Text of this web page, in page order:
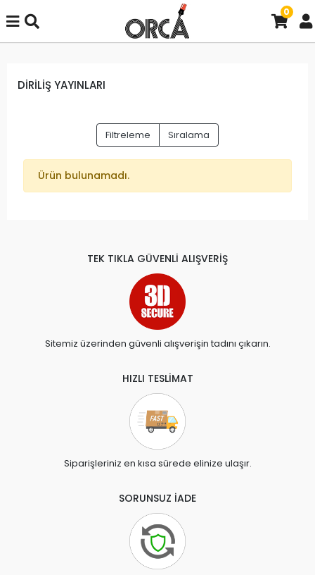
0
DİRİLİŞ YAYINLARI
Filtreleme Sıralama
Ürün bulunamadı.
TEK TIKLA GÜVENLİ ALIŞVERİŞ
Sitemiz üzerinden güvenli alışverişin tadını çıkarın.
HIZLI TESLİMAT
Siparişleriniz en kısa sürede elinize ulaşır.
SORUNSUZ İADE